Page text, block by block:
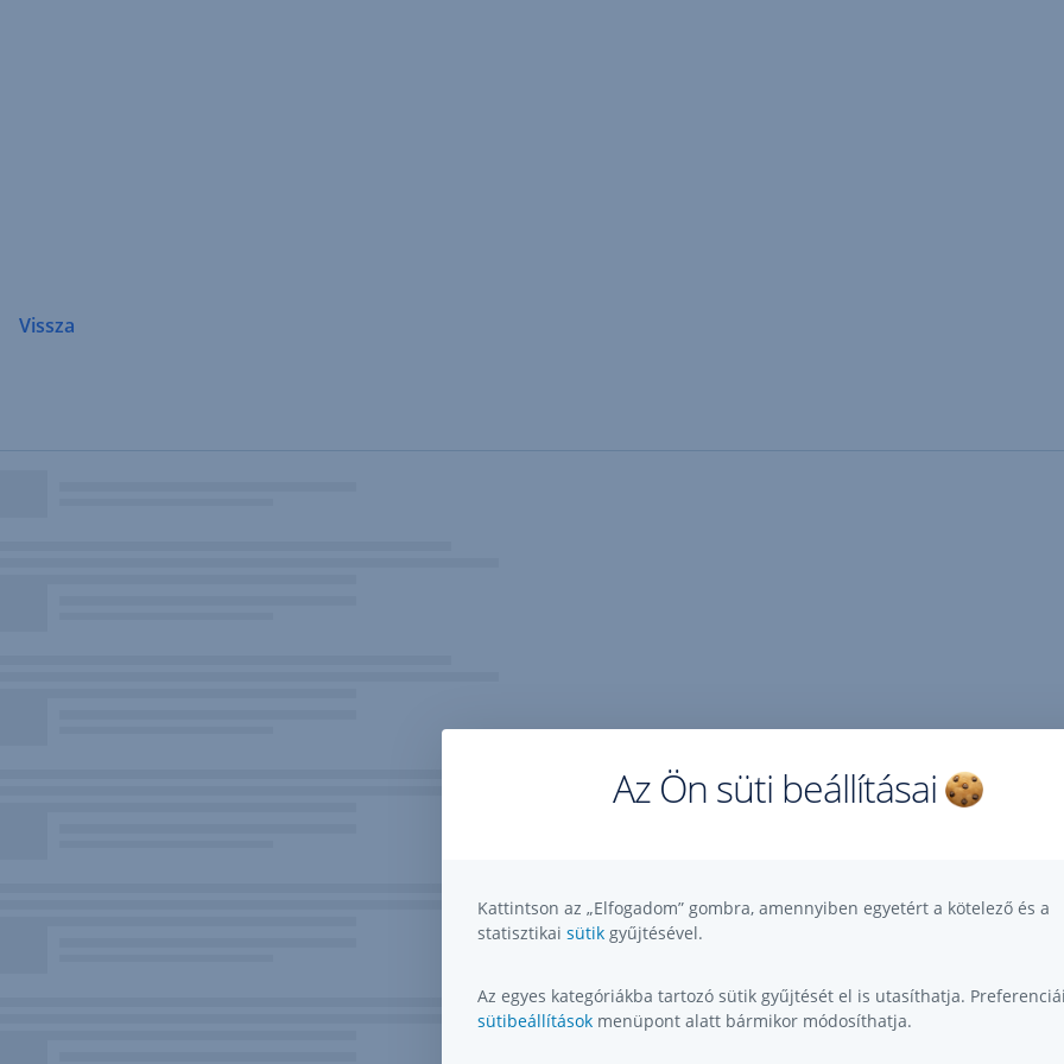
Vissza
Az Ön süti beállításai
Kattintson az „Elfogadom” gombra, amennyiben egyetért a kötelező és a
statisztikai sütik gyűjtésével.
Az egyes kategóriákba tartozó sütik gyűjtését el is utasíthatja.
sütibeállítások menüpont alatt bármikor módosíthatja.